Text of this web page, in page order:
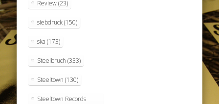
Review(23)
siebdruck(150)
ska (173)
Steelbruch (333)
Steeltown (130)
Steeltown Records